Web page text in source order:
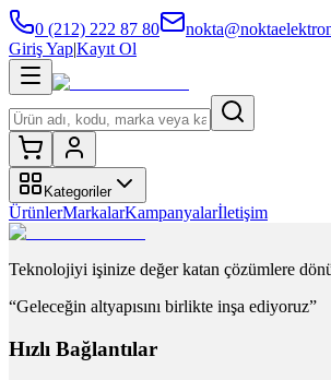
0 (212) 222 87 80
Giriş Yap|Kayıt Ol
Kategoriler
ÜrünlerMarkalarKampanyalarİletişim
Teknolojiyi işinize değer katan çözümlere
“Geleceğin altyapısını birlikte inşa ediyoruz”
Hızlı Bağlantılar